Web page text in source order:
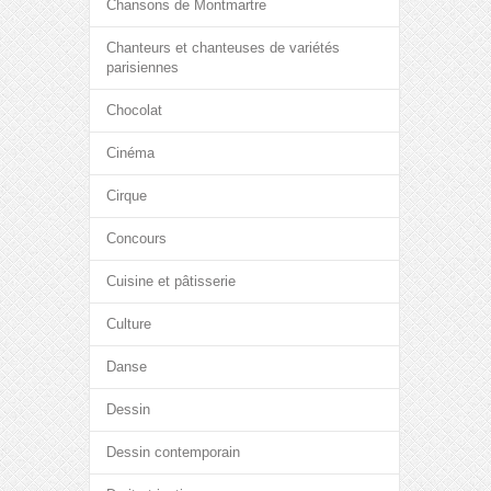
Chansons de Montmartre
Chanteurs et chanteuses de variétés
parisiennes
Chocolat
Cinéma
Cirque
Concours
Cuisine et pâtisserie
Culture
Danse
Dessin
Dessin contemporain